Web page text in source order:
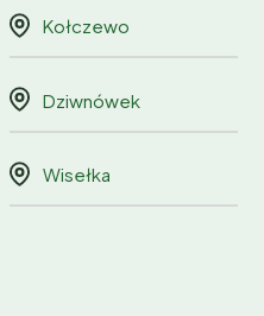
Kołczewo
Dziwnówek
Wisełka